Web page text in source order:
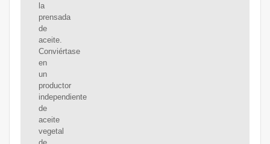
la
prensada
de
aceite.
Conviértase
en
un
productor
independiente
de
aceite
vegetal